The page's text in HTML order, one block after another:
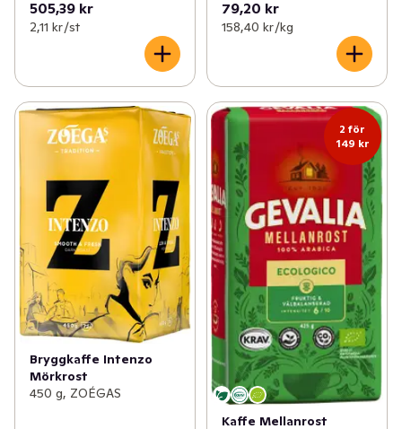
505,39 kr
2,11 kr /st
79,20 kr
158,40 kr /kg
Bryggkaffe Intenzo
Mörkrost
450 g, ZOÉGAS
2 för
149 kr
Kaffe Mellanrost